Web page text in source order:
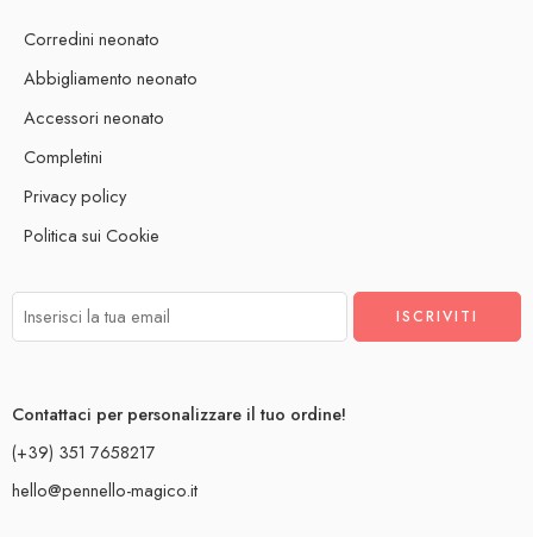
Corredini neonato
Abbigliamento neonato
Accessori neonato
Completini
Privacy policy
Politica sui Cookie
Contattaci per personalizzare il tuo ordine!
(+39) 351 7658217
hello@pennello-magico.it